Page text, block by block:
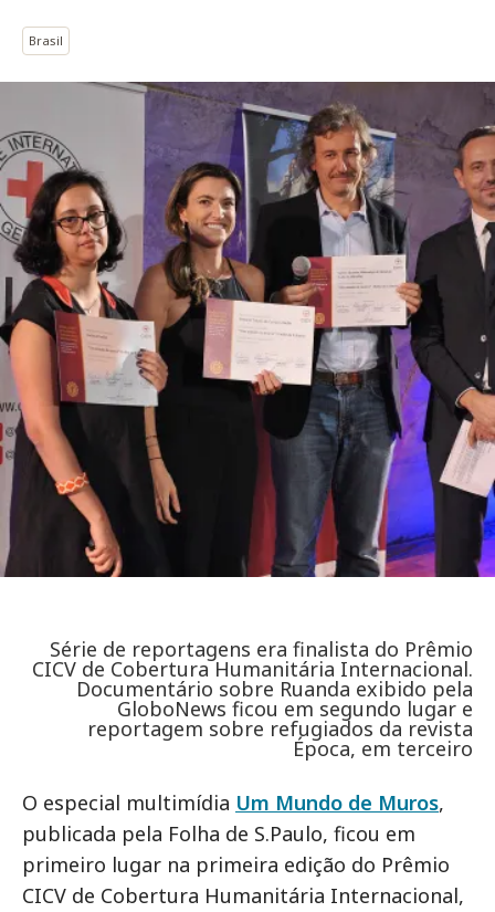
Brasil
Série de reportagens era finalista do Prêmio
CICV de Cobertura Humanitária Internacional.
Documentário sobre Ruanda exibido pela
GloboNews ficou em segundo lugar e
reportagem sobre refugiados da revista
Época, em terceiro
O especial multimídia Um Mundo de Muros,
publicada pela Folha de S.Paulo, ficou em
primeiro lugar na primeira edição do Prêmio
CICV de Cobertura Humanitária Internacional,